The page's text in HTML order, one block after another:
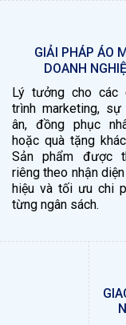
GIẢI PHÁP ÁO
DOANH
Lý tưởng cho các
trình marketing,
ân, đồng phục
hoặc quà tặng
Sản phẩm được
riêng theo nhận
hiệu và tối ưu chi
từng ngân sách.